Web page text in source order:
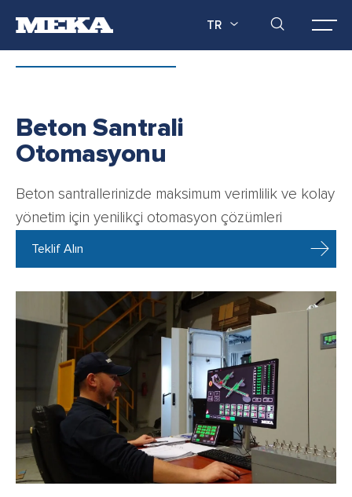
TR
Beton Santrali
Otomasyonu
Beton santrallerinizde maksimum verimlilik ve kolay
yönetim için yenilikçi otomasyon çözümleri
Teklif Alın